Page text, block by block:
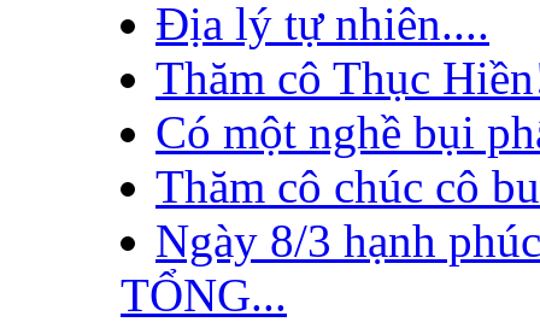
Địa lý tự nhiên....
Thăm cô Thục
Có một nghề bụi
Thăm cô chúc cô
Ngày 8/3 hạnh
TỔNG...